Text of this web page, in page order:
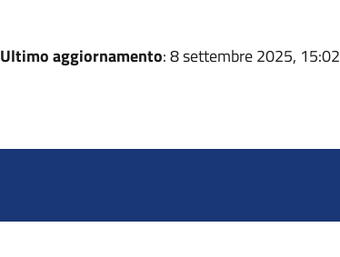
Ultimo aggiornamento: 8 settembre 2025, 15:02